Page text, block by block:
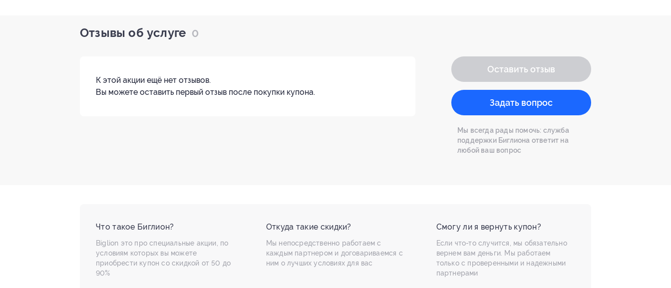
Отзывы об услуге 0
К этой акции ещё нет отзывов.
Вы можете оставить первый отзыв после покупки купона.
Оставить отзыв
Задать вопрос
Мы всегда рады помочь: служба
поддержки Биглиона ответит на
любой ваш вопрос
Что такое Биглион?
Biglion это про специальные акции, по
условиям которых вы можете
приобрести купон со скидкой от 50 до
90%
Откуда такие скидки?
Мы непосредственно работаем с
каждым партнером и договариваемся с
ним о лучших условиях для вас
Смогу ли я вернуть купон?
Если что-то случится, мы обязательно
вернем вам деньги. Мы работаем
только с проверенными и надежными
партнерами